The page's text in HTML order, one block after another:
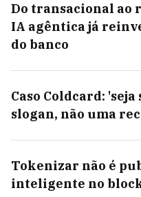
Do transacional ao
IA agêntica já
do banco
Caso Coldcard:
slogan, não uma
Tokenizar não é
inteligente no